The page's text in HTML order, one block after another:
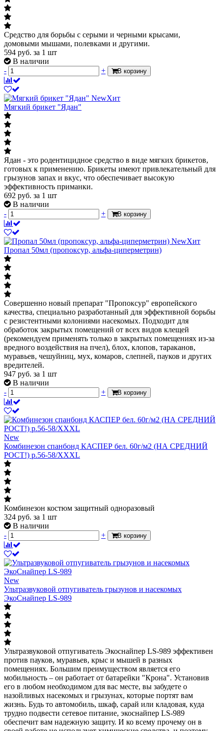
Средство для борьбы с серыми и черными крысами,
домовыми мышами, полевками и другими.
594 руб. за 1 шт
В наличии
-
+ В корзину
NewХит
Мягкий брикет "Ядан"
Ядан - это родентицидное средство в виде мягких брикетов,
готовых к применению. Брикеты имеют привлекательный для
грызунов запах и вкус, что обеспечивает высокую
эффективность приманки.
692 руб. за 1 шт
В наличии
-
+ В корзину
NewХит
Пропал 50мл (пропоксур, альфа-циперметрин)
Совершенно новый препарат "Пропоксур" европейского
качества, специально разработанный для эффективной борьбы
с резистентными колониями насекомых. Подходит для
обработок закрытых помещений от всех видов клещей
(рекомендуем применять только в закрытых помещениях из-за
вредного воздействия на пчел), блох, клопов, тараканов,
муравьев, чешуйниц, мух, комаров, слепней, пауков и других
вредителей.
947 руб. за 1 шт
В наличии
-
+ В корзину
New
Комбинезон спанбонд КАСПЕР бел. 60г/м2 (НА СРЕДНИЙ
РОСТ!) р.56-58/XXXL
Комбинезон костюм защитный одноразовый
324 руб. за 1 шт
В наличии
-
+ В корзину
New
Ультразвуковой отпугиватель грызунов и насекомых
ЭкоСнайпер LS-989
Ультразвуковой отпугиватель Экоснайпер LS-989 эффективен
против пауков, муравьев, крыс и мышей в разных
помещениях. Большим преимуществом является его
мобильность – он работает от батарейки "Крона". Установив
его в любом необходимом для вас месте, вы забудете о
назойливых насекомых и грызунах, которые портят вам
жизнь. Будь то автомобиль, шкаф, сарай или кладовая, куда
трудно подвести сетевое питание, экоснайпер LS-989
обеспечит вам надежную защиту. И ко всему прочему он в